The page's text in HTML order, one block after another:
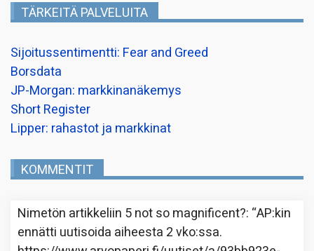
TÄRKEITÄ PALVELUITA
Sijoitussentimentti: Fear and Greed
Borsdata
JP-Morgan: markkinanäkemys
Short Register
Lipper: rahastot ja markkinat
KOMMENTIT
Nimetön artikkeliin 5 not so magnificent?: “AP:kin
ennätti uutisoida aiheesta 2 vko:ssa.